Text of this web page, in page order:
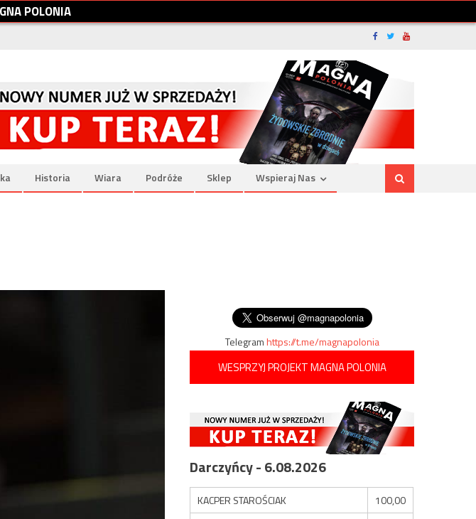
GNAPOLONIA
Historia Wiara Podróże Sklep Wspieraj Nas
Telegramhttps://t.me/magnapolonia
WESPRZYJ PROJEKT MAGNA POLONIA
Darczyńcy - 6.08.2026
KACPER STAROŚCIAK
100,00